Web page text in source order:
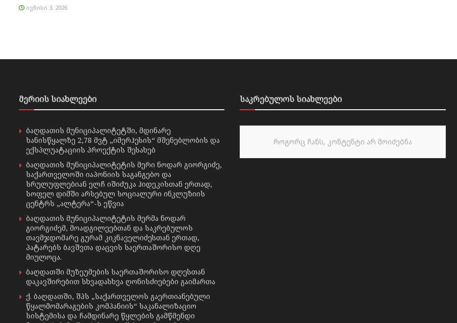
ᲘᲕᲜᲘᲡᲘ 3, 2026
მერიის სიახლეები
ბაღდათის მუნიციპალიტეტში, მდინარე
ხანისწყალზე 2,78 მვტ „იმერჰესის“ მშენებლობის და
ექსპლუატაციის პროექტის შესახებ
ბაღდათის მუნიციპალიტეტის მერი ნოდარ გიორგიძე,
საქართველოში იაპონიის საგანგებო და
სრულუფლებიან ელჩ იშიძუკა ჰიდეკისთან ერთად,
სოფელ დიმში არსებულ სოციალური ინკლუზიის
ცენტრს „ალტერა“-ს ეწვია
ბაღდათის მუნიციპალიტეტის მერმა ნოდარ
გიორგიძემ, მოადგილეებთან და საკრებულოს
თავმჯდომარე გურამ კიკნაველიძესთან ერთად,
პატარებს ბავშვთა დაცვის საერთაშორისო დღე
მიულოცა.
ბაღდათში მუზეუმების საერთაშორისო დღესთან
დაკავშირებით სხვადასხვა ღონისძიებები გაიმართა
ქ. ბაღდათში, შპს „საქართველოს გაერთიანებული
წყალმომარაგების კომპანიის“ საკანალიზაციო
სისტემისა და ჩამდინარე წყლების გამწმენდი
საკრებულოს სიახლეები
როგორც ჩანს, კონტენტი არ მოიძებნა